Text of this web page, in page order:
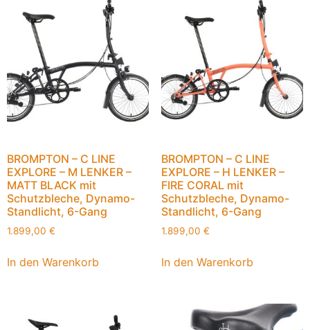
BROMPTON – C LINE
EXPLORE – M LENKER –
MATT BLACK mit
Schutzbleche, Dynamo-
Standlicht, 6-Gang
1.899,00 €
In den Warenkorb
BROMPTON – C LINE
EXPLORE – H LENKER –
FIRE CORAL mit
Schutzbleche, Dynamo-
Standlicht, 6-Gang
1.899,00 €
In den Warenkorb